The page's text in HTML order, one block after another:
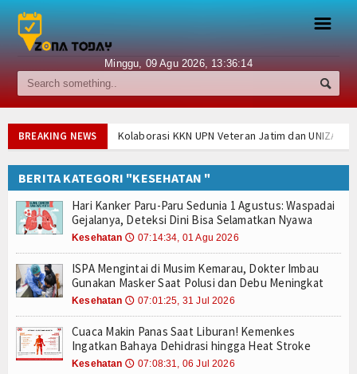
Berita
Internasional
Nasional
Ekonomi
Hukum
Hiburan
Religi
☰
Minggu, 09 Agu 2026, 13:36:15
BREAKING NEWS
Kolaborasi KKN UPN Veteran Jatim dan UNIZAR
2 Agustus Ada Hari Paranormal, Hari Saudara
Hari Kanker Paru-Paru Sedunia 1 Agustus:
National Girlfriend Day 1 Agustus: Bukan
UPN Veteran Jatim Hadirkan AI untuk Deteksi
Prabowo Tantang Daerah Berlomba Jadi Kota
ISPA Mengintai di Musim Kemarau, Dokter
National Chocolate Chip Cookie Day 4 Agustus:
Jadwal dan Venue Semifinal Piala Presiden 2026
Kolaborasi KKN UPN Veteran Jatim dan UNIZAR
Semifinal Piala Presiden 2026 Dipastikan
2 Agustus Ada Hari Paranormal, Hari Saudara
BERITA KATEGORI "KESEHATAN "
Hari Kanker Paru-Paru Sedunia 1 Agustus: Waspadai
Gejalanya, Deteksi Dini Bisa Selamatkan Nyawa
Kesehatan 🕔 07:14:34, 01 Agu 2026
ISPA Mengintai di Musim Kemarau, Dokter Imbau
Gunakan Masker Saat Polusi dan Debu Meningkat
Kesehatan 🕔 07:01:25, 31 Jul 2026
Cuaca Makin Panas Saat Liburan! Kemenkes
Ingatkan Bahaya Dehidrasi hingga Heat Stroke
Kesehatan 🕔 07:08:31, 06 Jul 2026